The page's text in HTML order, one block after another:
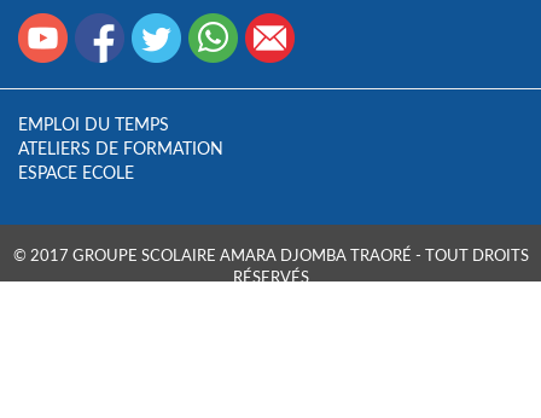
EMPLOI DU TEMPS
ATELIERS DE FORMATION
ESPACE ECOLE
© 2017 GROUPE SCOLAIRE AMARA DJOMBA TRAORÉ - TOUT DROITS
RÉSERVÉS